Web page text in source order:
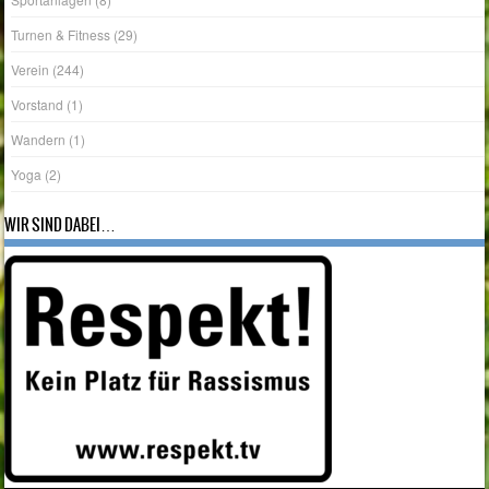
Turnen & Fitness (29)
Verein (244)
Vorstand (1)
Wandern (1)
Yoga (2)
WIR SIND DABEI…